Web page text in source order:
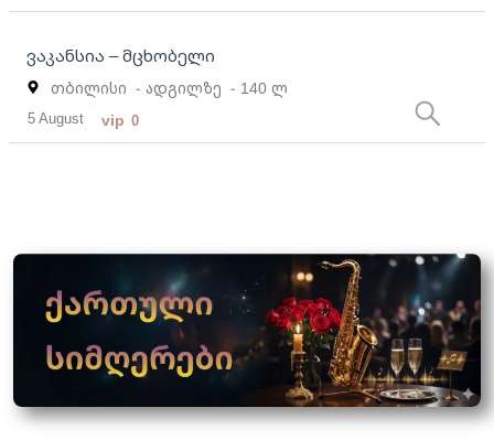
ვაკანსია – მცხობელი
თბილისი - ადგილზე - 140 ლ
5 August vip 0